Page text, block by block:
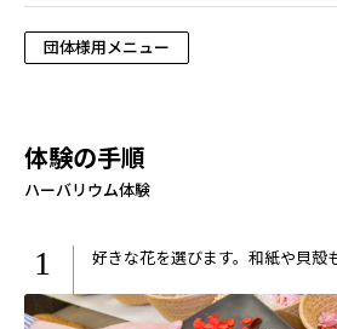
団体様用メニュー
体験の手順
ハーバリウム体験
1 好きな花を選びます。和紙や貝殻